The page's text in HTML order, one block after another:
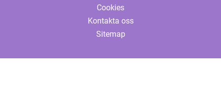
Cookies
Kontakta oss
Sitemap